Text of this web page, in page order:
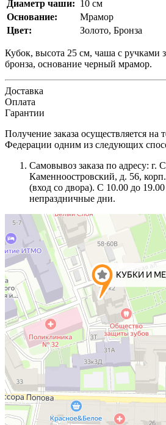
Диаметр чаши: 10 см
Основание:
Мрамор
Цвет:
Золото, Бронза
Кубок, высота 25 см, чаша с ручками
бронза, основание черный мрамор.
Доставка
Оплата
Гарантии
Получение заказа осуществляется на
Федерации одним из следующих
Самовывоз заказа по адресу: г.
Каменноостровский, д. 56,
(вход со двора). С 10.00 до
непраздничные дни.